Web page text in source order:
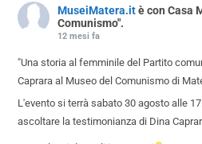
MuseiMatera.it è con Casa
Comunismo".
12 mesi fa
"Una storia al femminile del Partito
Caprara al Museo del Comunismo di
L'evento si terrà sabato 30 agosto alle
ascoltare la testimonianza di Dina